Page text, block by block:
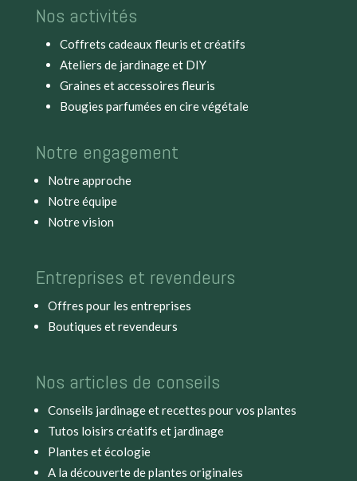
Nos activités
Coffrets cadeaux fleuris et créatifs
Ateliers de jardinage et DIY
Graines et accessoires fleuris
Bougies parfumées en cire végétale
Notre engagement
Notre approche
Notre équipe
Notre vision
Entreprises et revendeurs
Offres pour les entreprises
Boutiques et revendeurs
Nos articles de conseils
Conseils jardinage et recettes pour vos plantes
Tutos loisirs créatifs et jardinage
Plantes et écologie
A la découverte de plantes originales